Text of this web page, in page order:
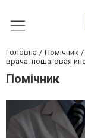
Головна Помічник
врача: пошаговая
Помічник